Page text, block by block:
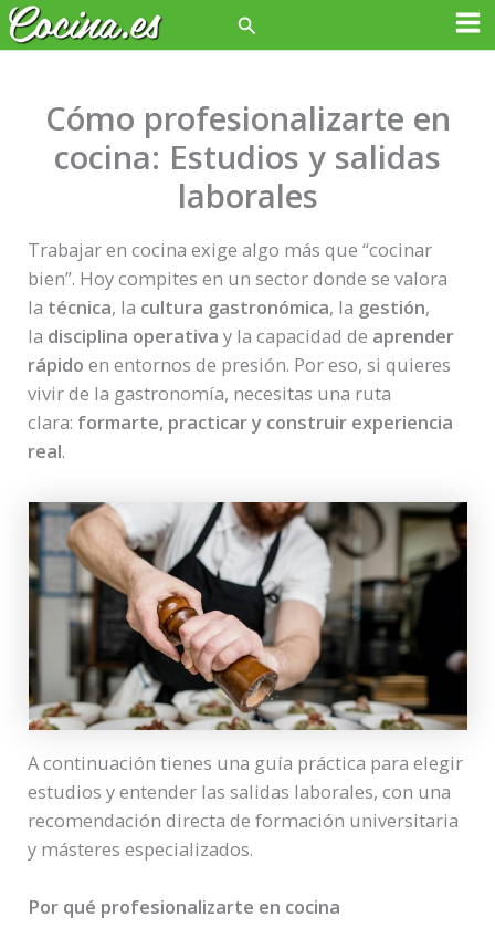
Ir
al
Buscar
Cómo profesionalizarte en
cocina: Estudios y salidas
laborales
Trabajar en cocina exige algo más que “cocinar
bien”. Hoy compites en un sector donde se valora
la técnica, la cultura gastronómica, la gestión,
la disciplina operativa y la capacidad de aprender
rápido en entornos de presión. Por eso, si quieres
vivir de la gastronomía, necesitas una ruta
clara: formarte, practicar y construir experiencia
real.
A continuación tienes una guía práctica para elegir
estudios y entender las salidas laborales, con una
recomendación directa de formación universitaria
y másteres especializados.
Por qué profesionalizarte en cocina